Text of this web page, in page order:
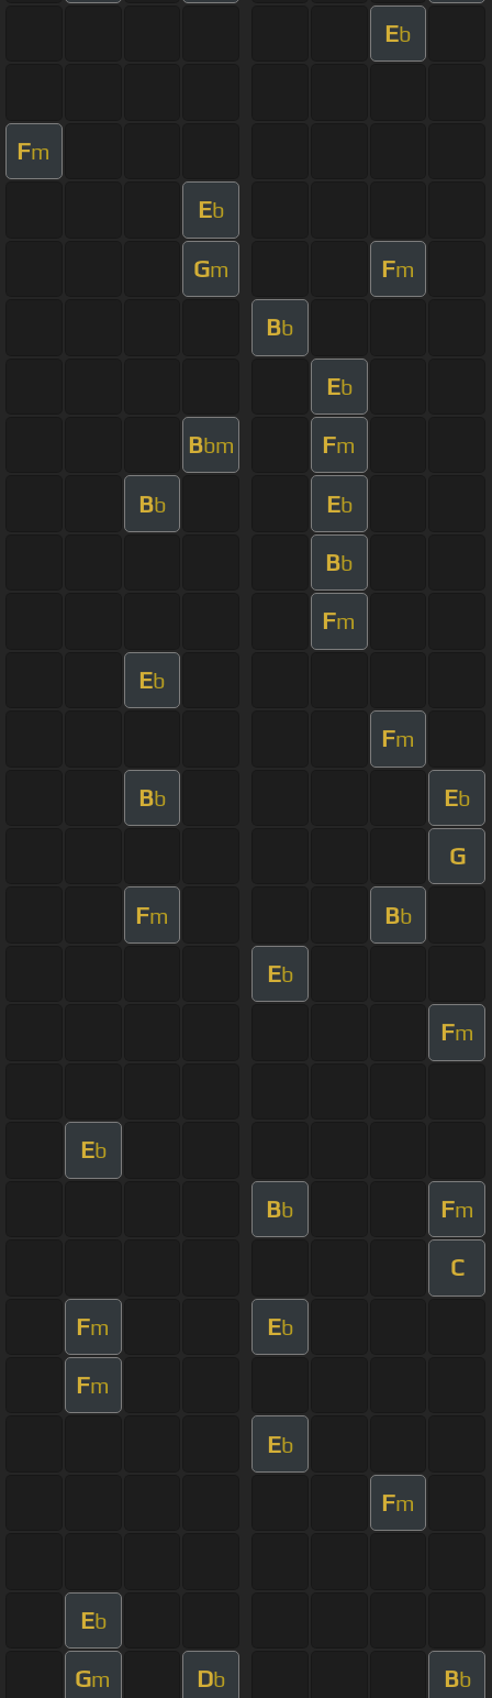
Eb
Fm
Eb
Gm Fm
Bb
Eb
Bbm Fm
Bb Eb
Bb
Fm
Eb
Fm
Bb Eb
G
Fm Bb
Eb
Fm
Eb
Bb Fm
C
Fm Eb
Fm
Eb
Fm
Eb
Gm Db Bb